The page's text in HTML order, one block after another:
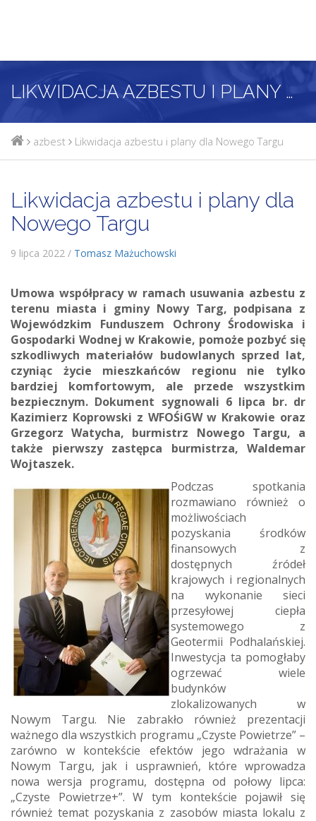
LIKWIDACJA AZBESTU I PLANY DLA NOWEGO TARGU
azbest Likwidacja azbestu i plany dla Nowego Targu
Likwidacja azbestu i plany dla
Nowego Targu
9 lipca 2022 / Tomasz Mażuchowski
Umowa współpracy w ramach usuwania azbestu z
terenu miasta i gminy Nowy Targ, podpisana z
Wojewódzkim Funduszem Ochrony Środowiska i
Gospodarki Wodnej w Krakowie, pomoże pozbyć się
szkodliwych materiałów budowlanych sprzed lat,
czyniąc życie mieszkańców regionu nie tylko
bardziej komfortowym, ale przede wszystkim
bezpiecznym. Dokument sygnowali 6 lipca br. dr
Kazimierz Koprowski z WFOŚiGW w Krakowie oraz
Grzegorz Watycha, burmistrz Nowego Targu, a
także pierwszy zastępca burmistrza, Waldemar
Wojtaszek.
Podczas spotkania
rozmawiano również o
możliwościach
pozyskania środków
finansowych z
dostępnych źródeł
krajowych i regionalnych
na wykonanie sieci
przesyłowej ciepła
systemowego z
Geotermii Podhalańskiej.
Inwestycja ta pomogłaby
ogrzewać wiele
budynków
zlokalizowanych w
Nowym Targu. Nie zabrakło również prezentacji
ważnego dla wszystkich programu „Czyste Powietrze” –
zarówno w kontekście efektów jego wdrażania w
Nowym Targu, jak i usprawnień, które wprowadza
nowa wersja programu, dostępna od połowy lipca:
„Czyste Powietrze+”. W tym kontekście pojawił się
również temat pozyskania z zasobów miasta lokalu z